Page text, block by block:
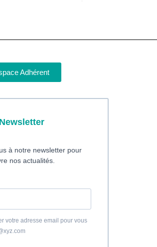
Adhérent
Newsletter
à notre newsletter pour
nos actualités.
votre adresse email pour vous